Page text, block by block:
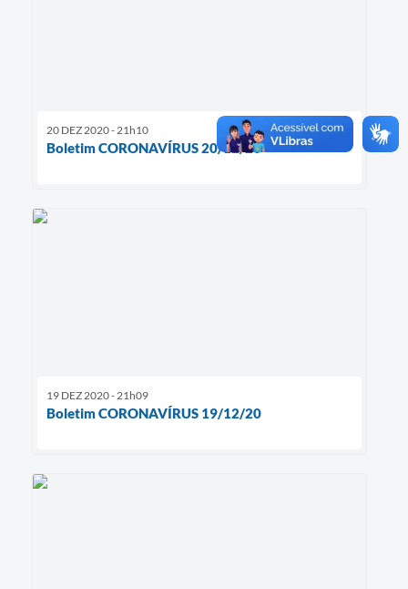
20 DEZ 2020 - 21h10
Boletim CORONAVÍRUS 20/12/20
19 DEZ 2020 - 21h09
Boletim CORONAVÍRUS 19/12/20